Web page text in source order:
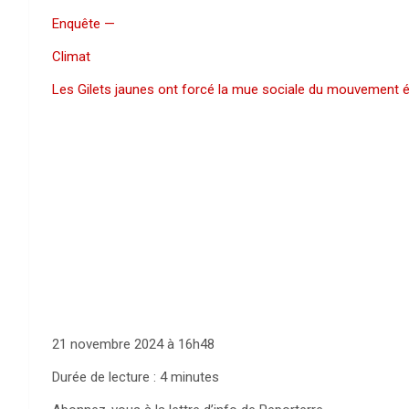
Enquête —
Climat
Les Gilets jaunes ont forcé la mue sociale du mouvement
21 novembre 2024 à 16h48
Durée de lecture : 4 minutes